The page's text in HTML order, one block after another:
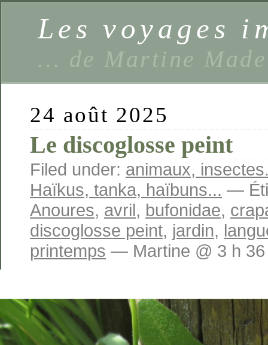
Les voyages
… de Martine
24 août 2025
Le discoglosse peint
Filed under: animaux,
Haïkus, tanka, haïbuns... —
Anoures, avril, bufonidae,
discoglosse peint, jardin,
printemps — Martine @ 3 h 36